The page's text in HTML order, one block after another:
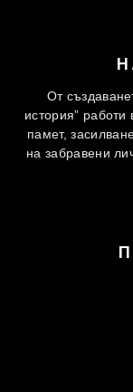
От
история” работи
памет,
на забравени